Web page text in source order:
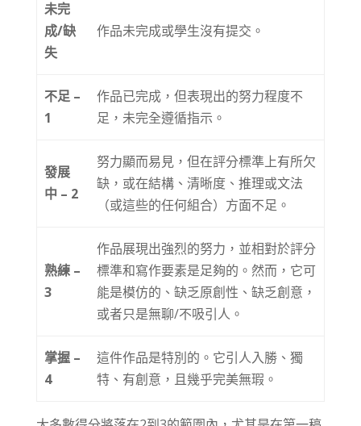
未完
成/缺
失
作品未完成或學生沒有提交。
不足 –
1
作品已完成，但表現出的努力程度不
足，未完全遵循指示。
發展
中 – 2
努力顯而易見，但在評分標準上有所欠
缺，或在結構、清晰度、推理或文法
（或這些的任何組合）方面不足。
熟練 –
3
作品展現出強烈的努力，並相對於評分
標準和寫作要素是足夠的。然而，它可
能是模仿的、缺乏原創性、缺乏創意，
或者只是無聊/不吸引人。
掌握 –
4
這件作品是特別的。它引人入勝、獨
特、有創意，且幾乎完美無瑕。